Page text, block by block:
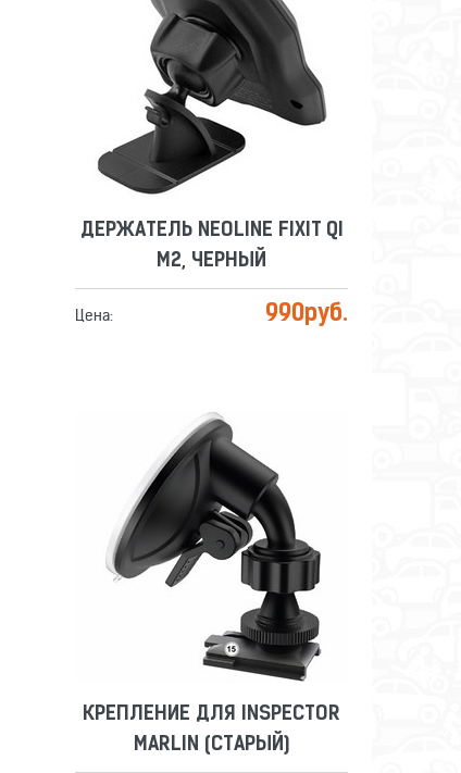
M2, ЧЕРНЫЙ
Сравнить Отложить
ДЕРЖАТЕЛЬ NEOLINE FIXIT QI
M2, ЧЕРНЫЙ
Цена: 990руб.
КРЕПЛЕНИЕ ДЛЯ INSPECTOR
MARLIN (СТАРЫЙ)
Сравнить Отложить
КРЕПЛЕНИЕ ДЛЯ INSPECTOR
MARLIN (СТАРЫЙ)